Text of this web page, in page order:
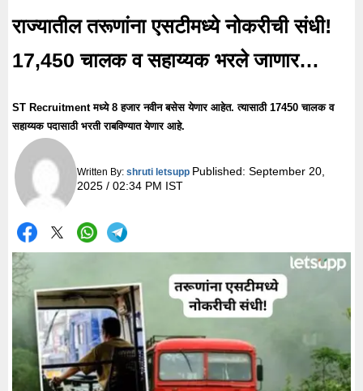
राज्यातील तरूणांना एसटीमध्ये नोकरीची संधी!
17,450 चालक व सहाय्यक भरले जाणार…
ST Recruitment मध्ये 8 हजार नवीन बसेस येणार आहेत. त्यासाठी 17450 चालक व
सहाय्यक पदासाठी भरती राबविण्यात येणार आहे.
Written By: shruti letsupp Published: September 20,
2025 / 02:34 PM IST